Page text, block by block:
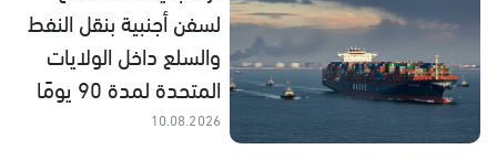
لسفن أجنبية بنقل النفط
والسلع داخل الولايات
المتحدة لمدة 90 يومًا
10.08.2026